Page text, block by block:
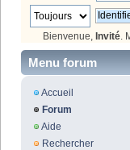
Bienvenue, Invité .
Menu forum
Accueil
Forum
Aide
Rechercher